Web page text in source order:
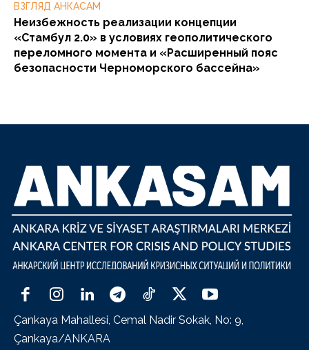
ВЗГЛЯД АНКАСАМ
Неизбежность реализации концепции
«Стамбул 2.0» в условиях геополитического
переломного момента и «Расширенный пояс
безопасности Черноморского бассейна»
Çankaya Mahallesi, Cemal Nadir Sokak, No: 9,
Çankaya/ANKARA